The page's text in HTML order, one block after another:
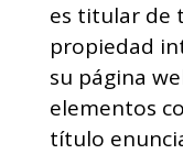
es titular de
propiedad
su página
elementos
título